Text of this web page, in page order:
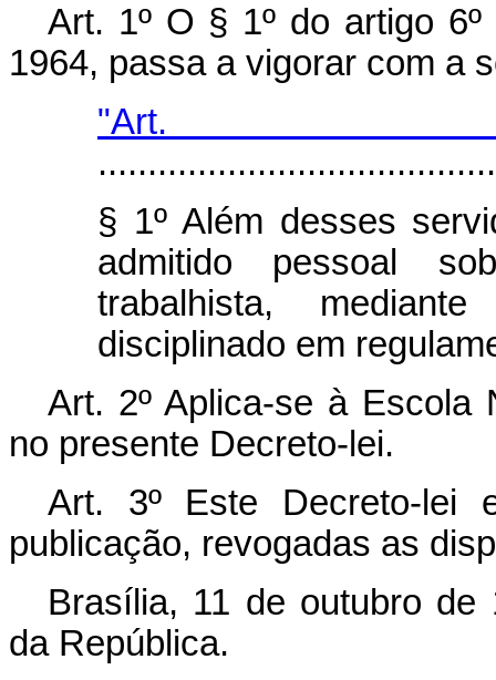
Art. 1º O § 1º do artigo
1964, passa a vigorar com a
§ 1º Além desses
admitido pessoal
trabalhista,
disciplinado em
Art. 2º Aplica-se à Escola
no presente Decreto-lei.
Art. 3º Este Decreto-lei
publicação, revogadas as
Brasília, 11 de outubro de
da República.